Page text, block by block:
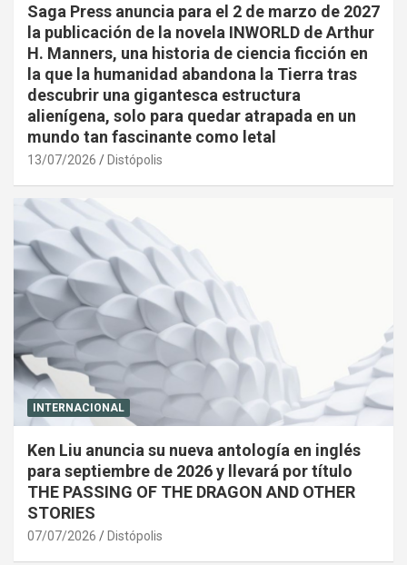
Saga Press anuncia para el 2 de marzo de 2027
la publicación de la novela INWORLD de Arthur
H. Manners, una historia de ciencia ficción en
la que la humanidad abandona la Tierra tras
descubrir una gigantesca estructura
alienígena, solo para quedar atrapada en un
mundo tan fascinante como letal
13/07/2026 Distópolis
INTERNACIONAL
Ken Liu anuncia su nueva antología en inglés
para septiembre de 2026 y llevará por título
THE PASSING OF THE DRAGON AND OTHER
STORIES
07/07/2026 Distópolis